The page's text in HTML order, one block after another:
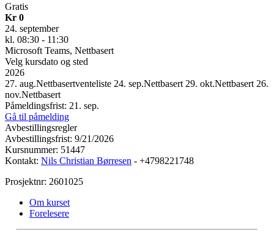
Gratis
Kr 0
24. september
kl. 08:30 - 11:30
Microsoft Teams, Nettbasert
Velg kursdato og sted
2026
27. aug.Nettbasertventeliste 24. sep.Nettbasert 29. okt.Nettbasert 26.
nov.Nettbasert
Påmeldingsfrist: 21. sep.
Gå til påmelding
Avbestillingsregler
Avbestillingsfrist: 9/21/2026
Kursnummer: 51447
Kontakt: Nils Christian Børresen - +4798221748
Prosjektnr: 2601025
Om kurset
Forelesere